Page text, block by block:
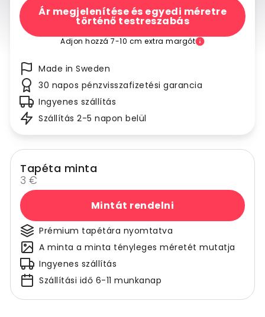
Ár megjelenítése és egyedi méretre
történő testreszabás
Adjon hozzá 7-10 cm extra margót
Made in Sweden
30 napos pénzvisszafizetési garancia
Ingyenes szállítás
Szállítás 2-5 napon belül
Tapéta minta
3 €
Mintát rendelni
Prémium tapétára nyomtatva
A minta a minta tényleges méretét mutatja
Ingyenes szállítás
Szállítási idő 6-11 munkanap